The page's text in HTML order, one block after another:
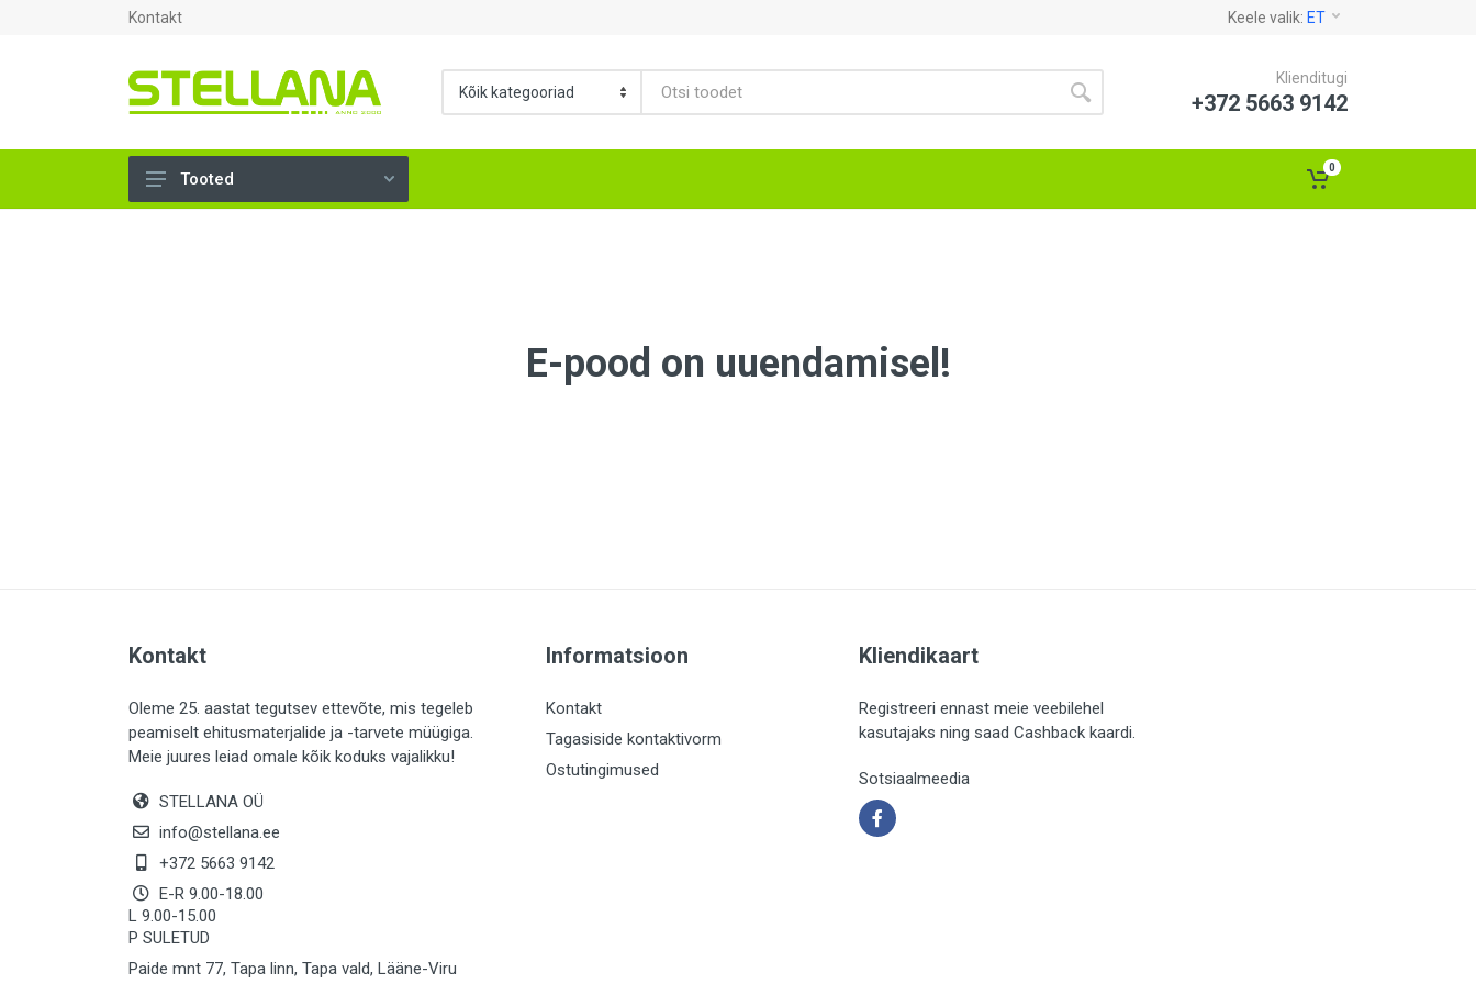
Kontakt Keele valik: ET
Klienditugi
+372 5663 9142
LIISTUD (183)
KIVID (31)
KATTED (132)
MAALRITARBED (1024)
SOOJUSTUS (15)
KEEMIA (220)
TÖÖRIIDED (117)
SAUN (8)
Tooted
0
E-pood on uuendamisel!
Kontakt
Oleme 25. aastat tegutsev ettevõte, mis tegeleb
peamiselt ehitusmaterjalide ja -tarvete müügiga.
Meie juures leiad omale kõik koduks vajalikku!
STELLANA OÜ
info@stellana.ee
+372 5663 9142
E-R 9.00-18.00
L 9.00-15.00
P SULETUD
Paide mnt 77, Tapa linn, Tapa vald, Lääne-Viru
Informatsioon
Kontakt
Tagasiside kontaktivorm
Ostutingimused
Kliendikaart
Registreeri ennast meie veebilehel
kasutajaks ning saad Cashback kaardi.
Sotsiaalmeedia